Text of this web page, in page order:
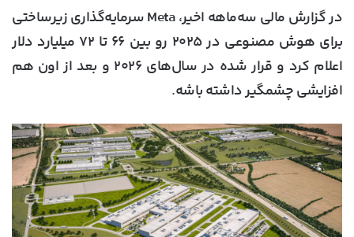
در گزارش مالی سه‌ماهه اخیر، Meta سرمایه‌گذاری زیرساختی
برای هوش مصنوعی در ۲۰۲۵ رو بین ۶۶ تا ۷۲ میلیارد دلار
اعلام کرد و قرار شده در سال‌های ۲۰۲۶ و بعد از اون هم
افزایشی چشمگیر داشته باشه.